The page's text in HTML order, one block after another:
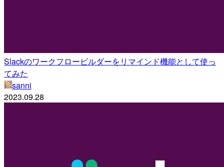
Slackのワークフロービルダーをリマインド機能として使っ
てみた
sanni
2023.09.28